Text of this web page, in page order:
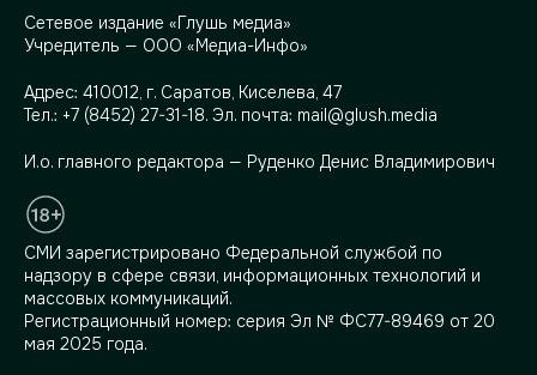
Сетевое издание «Глушь медиа»
Учредитель — ООО «Медиа-Инфо»
Адрес: 410012, г. Саратов, Киселева, 47
Тел.: +7 (8452) 27-31-18. Эл. почта: mail@glush.media
И.о. главного редактора — Руденко Денис Владимирович
СМИ зарегистрировано Федеральной службой по
надзору в сфере связи, информационных технологий и
массовых коммуникаций.
Регистрационный номер: серия Эл № ФС77-89469 от 20
мая 2025 года.